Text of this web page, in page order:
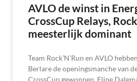
AVLO de winst in
CrossCup Relays,
meesterlijk dominant
Team Rock’N’Run en AVLO
Berlare de openingsmanche van
CrossCup gewonnen. Eline